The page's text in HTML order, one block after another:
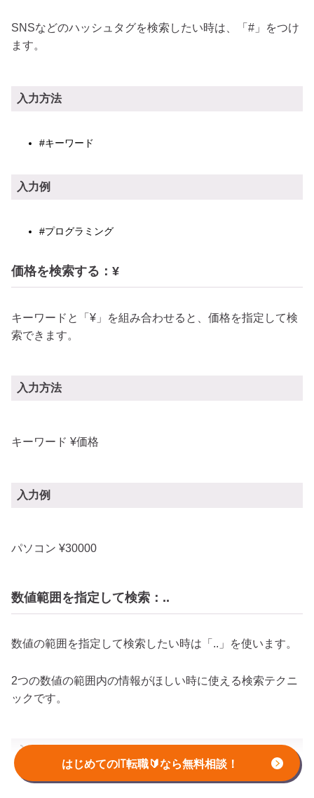
はじめてのIT転職🔰なら無料相談！
SNSなどのハッシュタグを検索したい時は、「#」をつけ
ます。
入力方法
#キーワード
入力例
#プログラミング
価格を検索する：¥
キーワードと「¥」を組み合わせると、価格を指定して検
索できます。
入力方法
キーワード ¥価格
入力例
パソコン ¥30000
数値範囲を指定して検索：..
数値の範囲を指定して検索したい時は「..」を使います。
2つの数値の範囲内の情報がほしい時に使える検索テクニ
ックです。
入力方法